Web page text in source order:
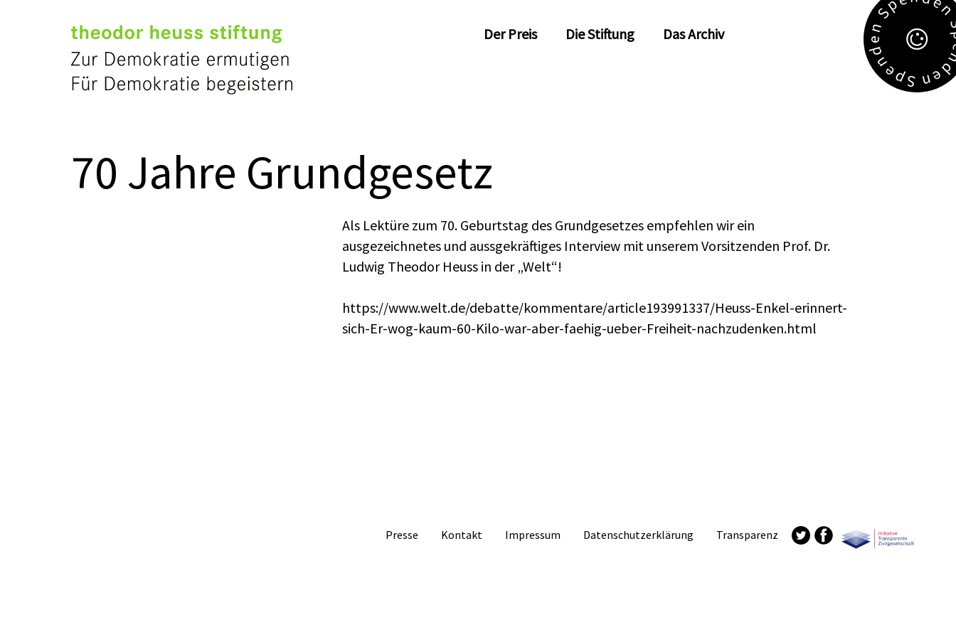
Der Preis Die Stiftung Das Archiv
S
p
e
n
d
e
n
S
p
e
n
70 Jahre Grundgesetz
Als Lektüre zum 70. Geburtstag des Grundgesetzes empfehlen wir ein
ausgezeichnetes und aussgekräftiges Interview mit unserem Vorsitzenden Prof. Dr.
Ludwig Theodor Heuss in der „Welt“!
https://www.welt.de/debatte/kommentare/article193991337/Heuss-Enkel-erinnert-
sich-Er-wog-kaum-60-Kilo-war-aber-faehig-ueber-Freiheit-nachzudenken.html
Presse Kontakt Impressum Datenschutzerklärung Transparenz